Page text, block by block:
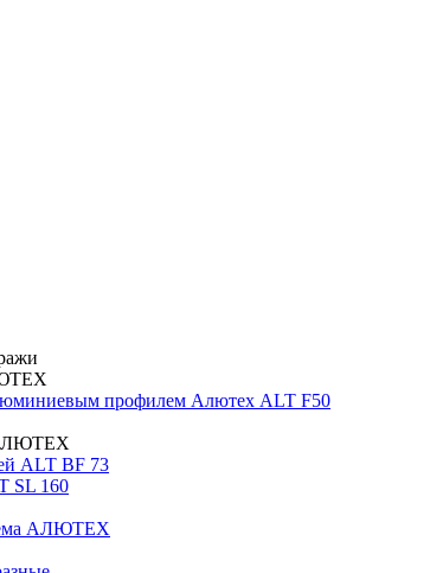
профилем Алютех ALT F50
ALT BF 73
SL 160
АЛЮТЕХ